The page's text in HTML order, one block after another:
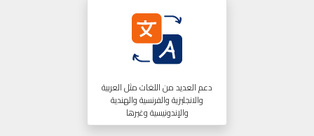
دعم العديد من اللغات مثل العربية
والانجليزية والفرنسية والهندية
والإندونيسية وغيرها